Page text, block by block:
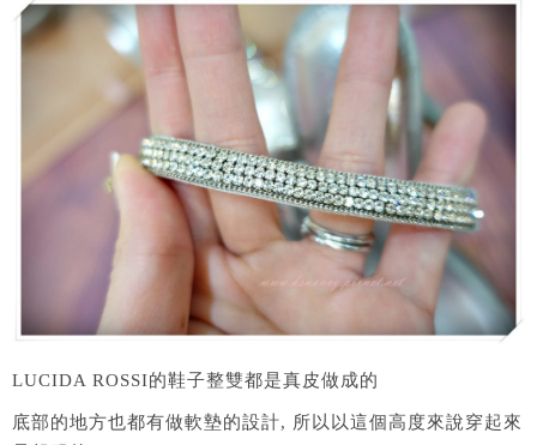
LUCIDA ROSSI的鞋子整雙都是真皮做成的
底部的地方也都有做軟墊的設計, 所以以這個高度來說穿起來